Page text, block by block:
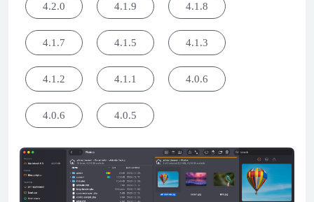
4.2.0 4.1.9 4.1.8
4.1.7 4.1.5 4.1.3
4.1.2 4.1.1 4.0.6
4.0.6 4.0.5